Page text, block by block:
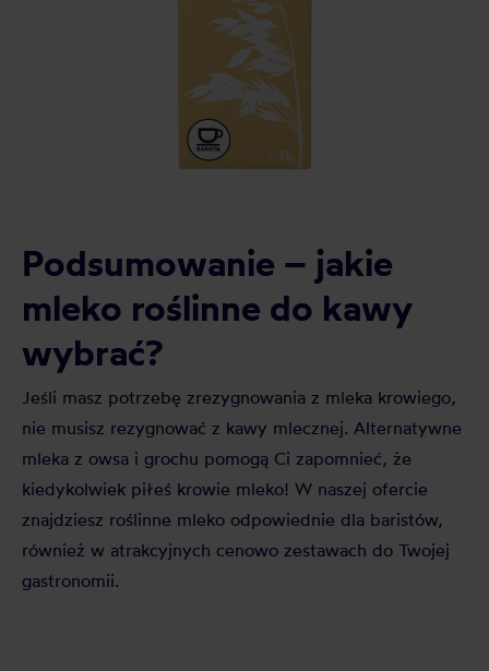
Podsumowanie – jakie
mleko roślinne do kawy
wybrać?
Jeśli masz potrzebę zrezygnowania z mleka krowiego,
nie musisz rezygnować z kawy mlecznej. Alternatywne
mleka z owsa i grochu pomogą Ci zapomnieć, że
kiedykolwiek piłeś krowie mleko! W naszej ofercie
znajdziesz roślinne mleko odpowiednie dla baristów,
również w atrakcyjnych cenowo zestawach do Twojej
gastronomii.